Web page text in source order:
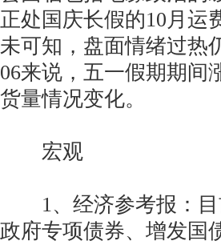
正处国庆长假的10月运
未可知，盘面情绪过热
06来说，五一假期期间
货量情况变化。
宏观
1、经济参考报：目
政府专项债券、增发国